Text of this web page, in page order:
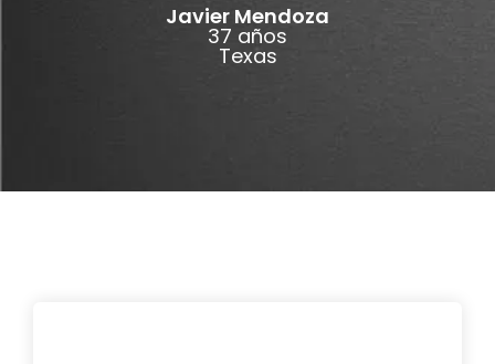
Javier Mendoza
37 años
Texas